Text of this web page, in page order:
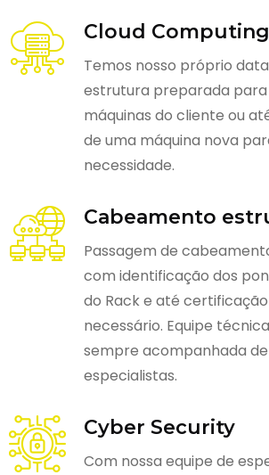
Cloud Computing
Temos nosso próprio
estrutura preparada
máquinas do cliente ou
de uma máquina nova
necessidade.
Cabeamento
Passagem de
com identificação dos
do Rack e até
necessário. Equipe
sempre acompanhada de
especialistas.
Cyber Security
Com nossa equipe de